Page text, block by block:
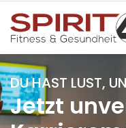
Jetzt
DU HAST LUST,